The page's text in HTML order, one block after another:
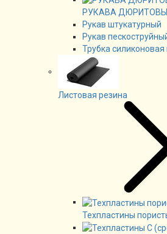
РУКАВА
Рукав штукатурный
Рукав
Трубка
Листовая резина
Техпластины